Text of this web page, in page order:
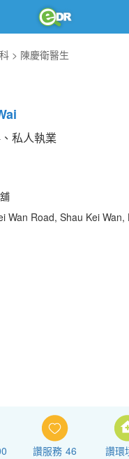
陳慶衛醫生
私人執業
Wan Road, Shau Kei Wan,
讚服務 46 讚環